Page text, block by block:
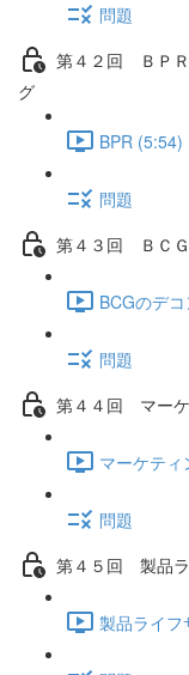
問題
第４２回 ＢＰ
グ
BPR (5:54)
問題
第４３回 ＢＣ
BCGのデ
問題
第４４回 マー
マーケテ
問題
第４５回 製品
製品ライフ